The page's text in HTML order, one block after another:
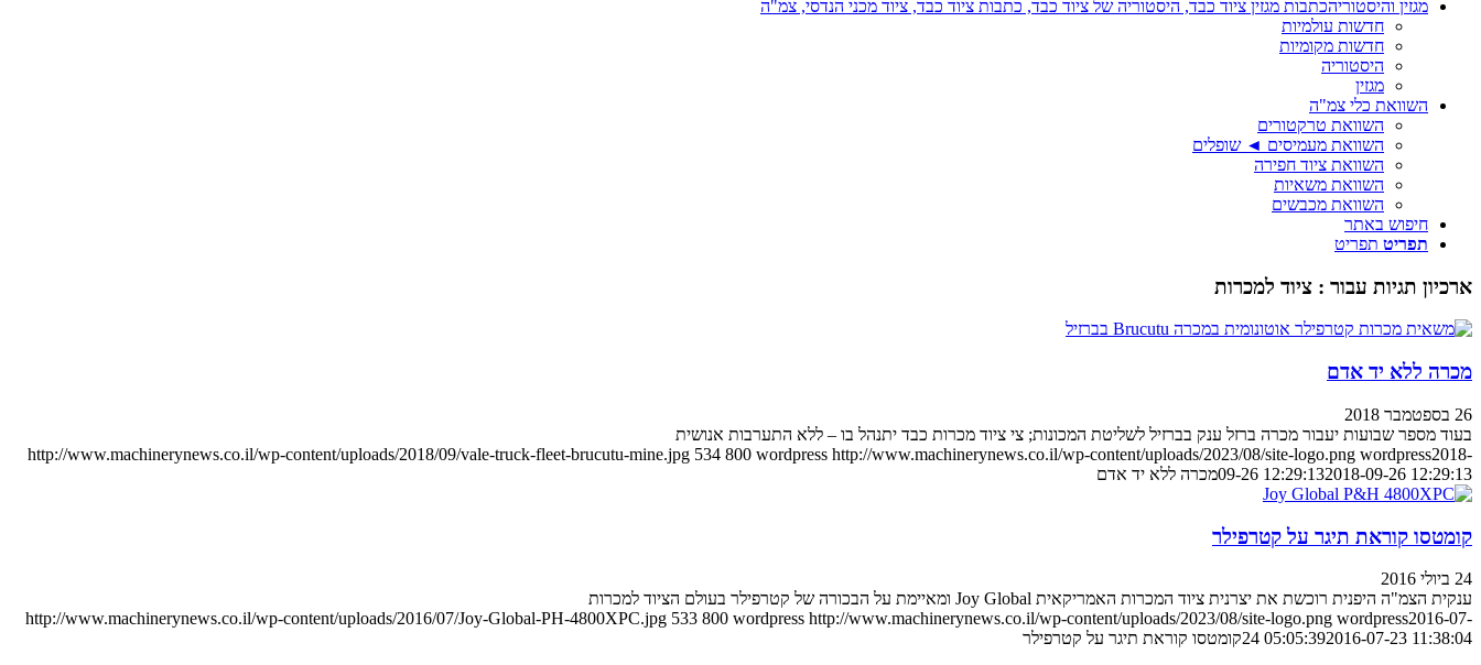
מגזין והיסטוריהכתבות מגזין ציוד כבד, היסטוריה של ציוד כבד, כתבות ציוד כבד, ציוד מכני הנדסי, צמ"ה
חדשות עולמיות
חדשות מקומיות
היסטוריה
מגזין
השוואת כלי צמ"ה
השוואת טרקטורים
השוואת מעמיסים ◄ שופלים
השוואת ציוד חפירה
השוואת משאיות
השוואת מכבשים
חיפוש באתר
תפריט תפריט
ארכיון תגיות עבור : ציוד למכרות
מכרה ללא יד אדם
26 בספטמבר 2018
בעוד מספר שבועות יעבור מכרה ברזל ענק בברזיל לשליטת המכונות; צי ציוד מכרות כבד יתנהל בו – ללא התערבות אנושית
http://www.machinerynews.co.il/wp-content/uploads/2018/09/vale-truck-fleet-brucutu-mine.jpg 534 800 wordpress http://www.machinerynews.co.il/wp-content/uploads/2023/08/site-logo.png wordpress2018-
09-26 12:29:132018-09-26 12:29:13 מכרה ללא יד אדם
קומטסו קוראת תיגר על קטרפילר
24 ביולי 2016
ענקית הצמ"ה היפנית רוכשת את יצרנית ציוד המכרות האמריקאית Joy Global ומאיימת על הבכורה של קטרפילר בעולם הציוד למכרות
http://www.machinerynews.co.il/wp-content/uploads/2016/07/Joy-Global-PH-4800XPC.jpg 533 800 wordpress http://www.machinerynews.co.il/wp-content/uploads/2023/08/site-logo.png wordpress2016-07-
24 05:05:392016-07-23 11:38:04
קומטסו קוראת תיגר על קטרפילר